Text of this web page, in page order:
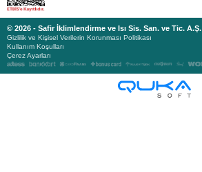
© 2026 - Safir İklimlendirme ve Isı Sis. San. ve Tic. A.Ş.
Gizlilik ve Kişisel Verilerin Korunması Politikası
Kullanım Koşulları
Çerez Ayarları